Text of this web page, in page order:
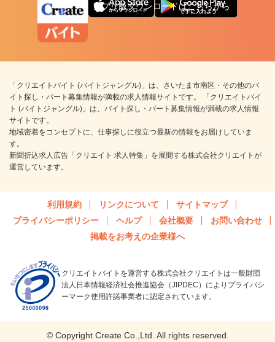
アプリ版ダウンロードはこちらから
「クリエイトバイト (バイトジャングル)」は、さいたま市南区・その他のバ
イト探し・パート募集情報が満載の求人情報サイトです。 「クリエイトバイ
ト (バイトジャングル)」は、バイト探し・パート募集情報が満載の求人情報
サイトです。
地域密着をコンセプトに、仕事探しに役立つ最新の情報をお届けしていま
す。
新聞折込求人広告「クリエイト 求人特集」を展開する株式会社クリエイトが
運営しています。
利用規約 リンクについて
サイトマップ
プライバシーポリシー
ヘルプ 会社概要
お問い合わせ
掲載をお考えの企業様へ
クリエイトバイトを運営する株式会社クリエイトは一般財団
法人日本情報経済社会推進協会（JIPDEC）によりプライバシ
ーマーク使用許諾事業者に認定されています。
© Copyright Create Co.,Ltd. All rights reserved.